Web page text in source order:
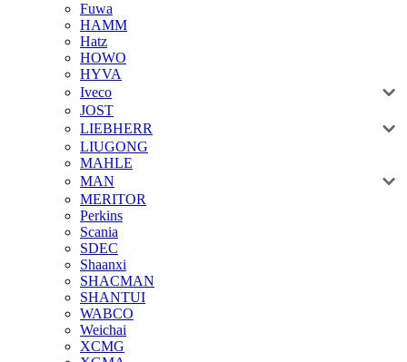
Fuwa
HAMM
Hatz
HOWO
HYVA
Iveco
JOST
LIEBHERR
LIUGONG
MAHLE
MAN
MERITOR
Perkins
Scania
SDEC
Shaanxi
SHACMAN
SHANTUI
WABCO
Weichai
XCMG